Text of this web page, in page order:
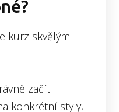
kurz skvělým
začít
konkrétní styly,